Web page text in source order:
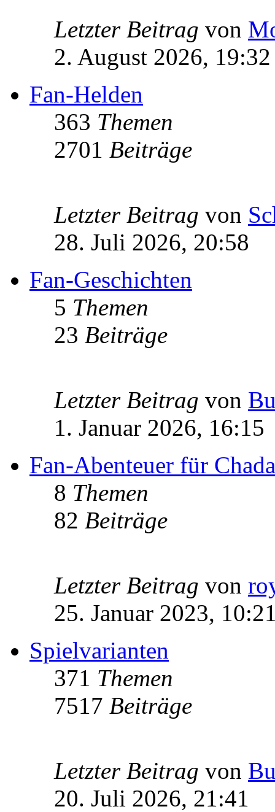
Letzter Beitrag von
2. August 2026, 19:32
Fan-Helden
363 Themen
2701 Beiträge
Letzter Beitrag von
28. Juli 2026, 20:58
Fan-Geschichten
5 Themen
23 Beiträge
Letzter Beitrag von
1. Januar 2026, 16:15
Fan-Abenteuer für
8 Themen
82 Beiträge
Letzter Beitrag von
25. Januar 2023,
Spielvarianten
371 Themen
7517 Beiträge
Letzter Beitrag von
20. Juli 2026, 21:41